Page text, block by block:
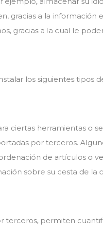
gracias a la
gracias a la cual le
los siguientes tipos
ciertas herramientas o
por terceros.
de artículos o
sobre su cesta de la
terceros, permiten